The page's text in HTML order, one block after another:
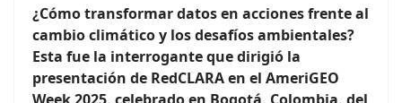
¿Cómo transformar datos en acciones frente al
cambio climático y los desafíos ambientales?
Esta fue la interrogante que dirigió la
presentación de RedCLARA en el AmeriGEO